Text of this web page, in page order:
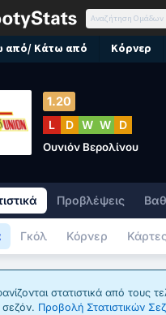
από/ Κάτω από Κόρνερ
1.20
L
D W W D
Ουνιόν Βερολίνου
Προβλέψεις
Γκόλ Κόρνερ Κάρτες
στατιστικά από τους
σεζόν. Προβολή Στατιστικών